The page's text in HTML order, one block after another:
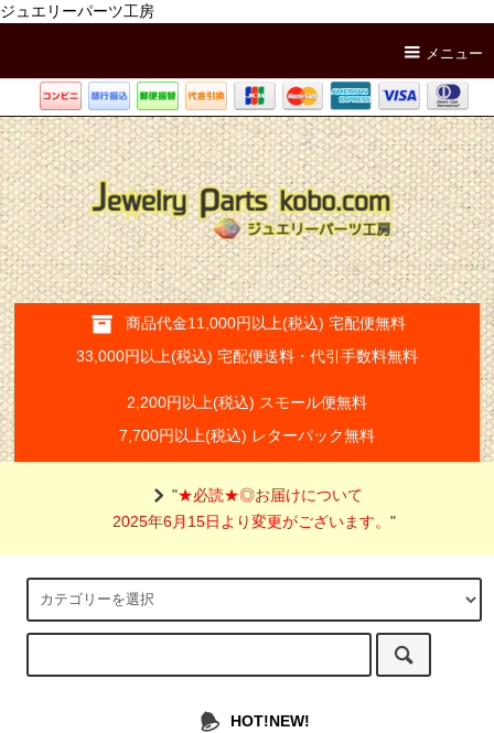
ジュエリーパーツ工房
メニュー
商品代金11,000円以上(税込) 宅配便無料
33,000円以上(税込) 宅配便送料・代引手数料無料
2,200円以上(税込) スモール便無料
7,700円以上(税込) レターパック無料
"★必読★◎お届けについて
2025年6月15日より変更がございます。"
HOT!NEW!